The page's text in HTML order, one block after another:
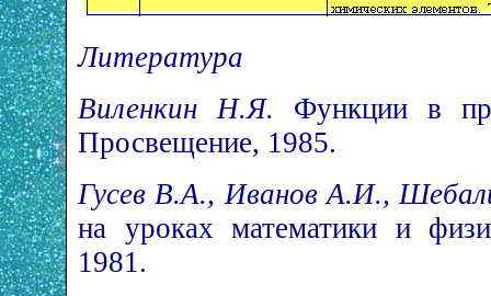
Литература
Виленкин Н.Я. Функции в
Просвещение, 1985.
Гусев В.А., Иванов А.И.,
на уроках математики и
1981.